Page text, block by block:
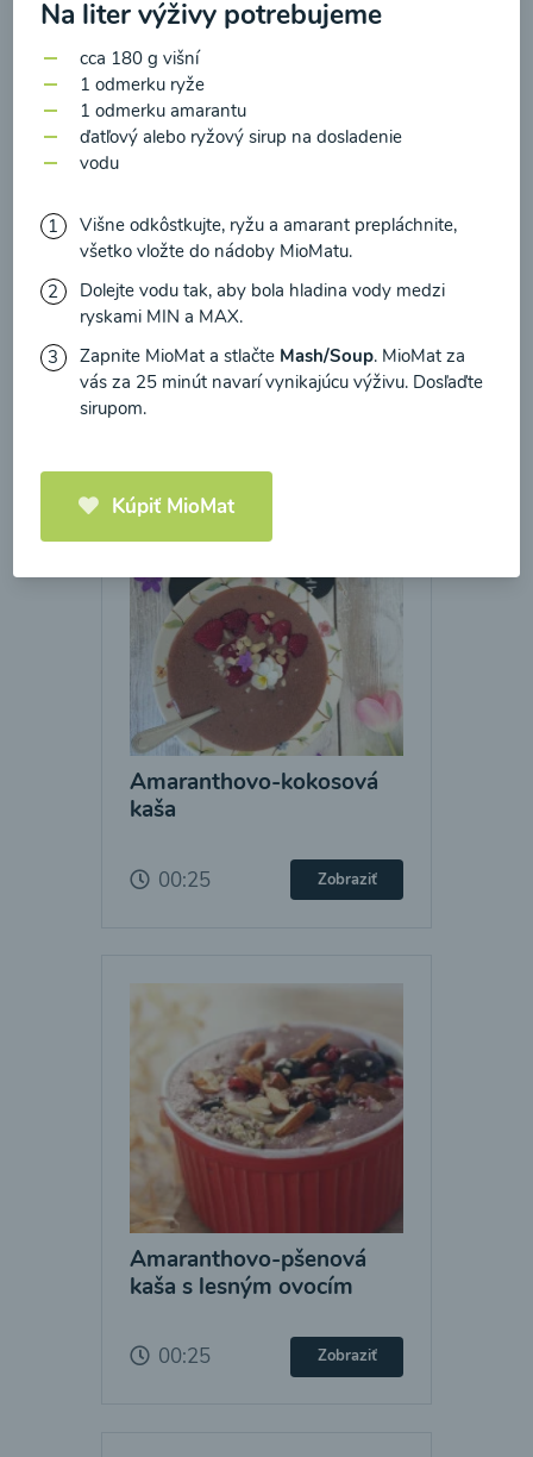
Brokolicové cappuccino
Načítať ďalšie
Amaranthovo-kokosová
kaša
00:25 Zobraziť
Amaranthovo-pšenová
kaša s lesným ovocím
00:25 Zobraziť
Na liter výživy potrebujeme
cca 180 g višní
1 odmerku ryže
1 odmerku amarantu
ďatľový alebo ryžový sirup na dosladenie
vodu
Višne odkôstkujte, ryžu a amarant prepláchnite,
všetko vložte do nádoby MioMatu.
Dolejte vodu tak, aby bola hladina vody medzi
ryskami MIN a MAX.
Zapnite MioMat a stlačte Mash/Soup. MioMat za
vás za 25 minút navarí vynikajúcu výživu. Dosľaďte
sirupom.
Kúpiť MioMat
údajova súhlasím s nimi.
Súhlasím